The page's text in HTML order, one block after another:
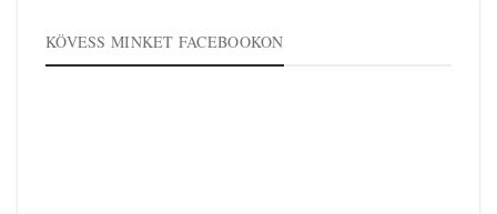
KÖVESS MINKET FACEBOOKON